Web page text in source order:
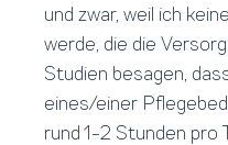
und zwar, weil ich
werde, die die
Studien besagen,
eines/einer
rund 1-2 Stunden pro